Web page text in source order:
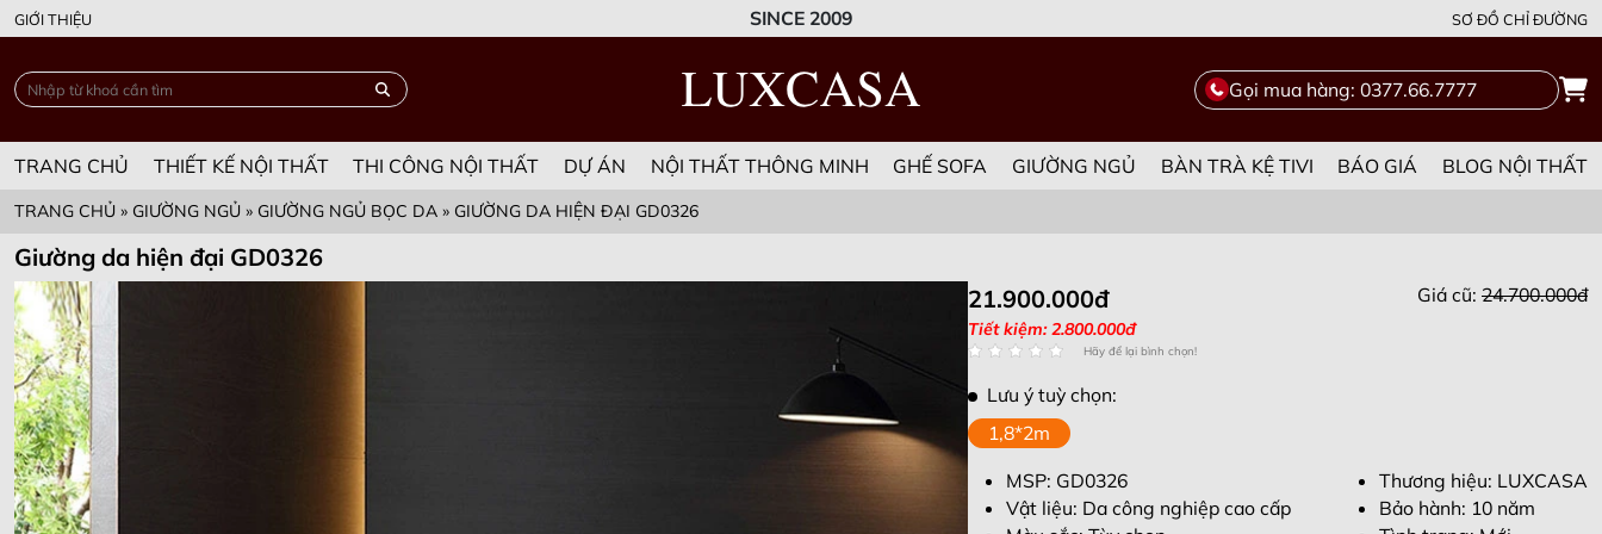
GIỚI THIỆU SINCE 2009 SƠ ĐỒ CHỈ ĐƯỜNG
TRANG CHỦ THIẾT KẾ NỘI THẤT THI CÔNG NỘI THẤT DỰ ÁN NỘI THẤT THÔNG MINH GHẾ SOFA GIƯỜNG NGỦ BÀN TRÀ KỆ TIVI BÁO GIÁ BLOG NỘI THẤT
Gọi mua hàng: 0377.66.7777
TRANG CHỦ » GIƯỜNG NGỦ » GIƯỜNG NGỦ BỌC DA » GIƯỜNG DA HIỆN ĐẠI GD0326
Giường da hiện đại GD0326
Giá cũ: 24.700.000đ
21.900.000đ
Tiết kiệm: 2.800.000đ
Hãy để lại bình chọn!
Lưu ý tuỳ chọn:
1,8*2m
MSP: GD0326
Vật liệu: Da công nghiệp cao cấp
Thương hiệu: LUXCASA
Bảo hành: 10 năm